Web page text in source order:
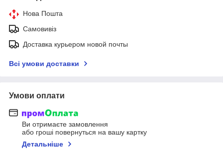
Нова Пошта
Самовивіз
Доставка курьером новой почты
Всі умови доставки
Умови оплати
Ви отримаєте замовлення
або гроші повернуться на вашу картку
Детальніше